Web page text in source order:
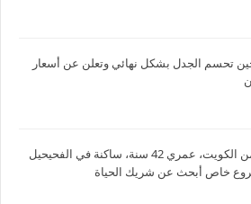
تحسم الجدل بشكل نهائي وتعلن عن أسعار
أنا فاطمة من الكويت، عمري 42 سنة، ساكنة في الفحيحيل
خاص أبحث عن شريك الحياة